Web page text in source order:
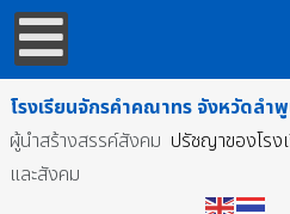
โรงเรียนจักรคำคณาทร จังหวัดลำ
ผู้นำสร้างสรรค์สังคม ปรัชญาของโรง
และสังคม